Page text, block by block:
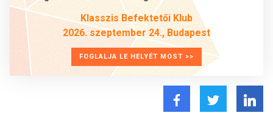
Klasszis Befektetői Klub
2026. szeptember 24., Budapest
FOGLALJA LE HELYÉT MOST >>